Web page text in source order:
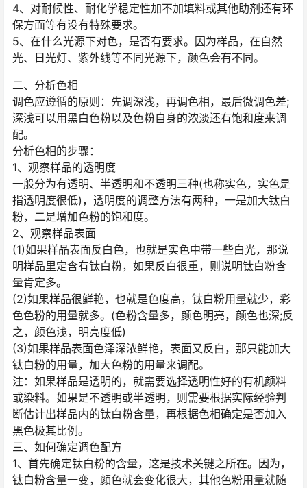
4、对耐候性、耐化学稳定性加不加填料或其他助剂还有环
保方面等有没有特殊要求。
5、在什么光源下对色，是否有要求。因为样品，在自然
光、日光灯、紫外线等不同光源下，颜色会有不同。
二、分析色相
调色应遵循的原则：先调深浅，再调色相，最后微调色差;
深浅可以用黑白色粉以及色粉自身的浓淡还有饱和度来调
配。
分析色相的步骤：
1、观察样品的透明度
一般分为有透明、半透明和不透明三种(也称实色，实色是
指透明度很低)，透明度的调整方法有两种，一是加大钛白
粉，二是增加色粉的饱和度。
2、观察样品表面
(1)如果样品表面反白色，也就是实色中带一些白光，那说
明样品里定含有钛白粉，如果反白很重，则说明钛白粉含
量肯定多。
(2)如果样品很鲜艳，也就是色度高，钛白粉用量就少，彩
色色粉的用量就多。(色粉含量多，颜色明亮，颜色也深;反
之，颜色浅，明亮度低)
(3)如果样品表面色泽深浓鲜艳，表面又反白，那只能加大
钛白粉的用量，加大色粉的用量来调配。
注：如果样品是透明的，就需要选择透明性好的有机颜料
或染料。如果是不透明或半透明，则需要根据实际经验判
断估计出样品内的钛白粉含量，再根据色相确定是否加入
黑色极其比例。
三、如何确定调色配方
1、首先确定钛白粉的含量，这是技术关键之所在。因为，
钛白粉含量一变，颜色就会变化很大，其他色粉用量就随